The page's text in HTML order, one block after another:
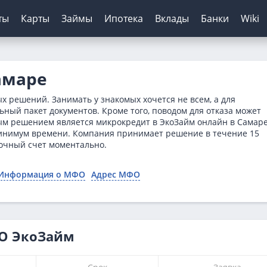
Архив ЦБ РФ
Курс доллара ЦБ
Без первого взноса
На авто с пробегом
Карты
С кэшбэком
Займы
отказа
зарплаты
Монеткин
До зарплаты
Ипотека
ипотеки
Вклады
Калькулятор вкладов
Банки Wiki
Занимать у знакомых хочется не всем, а для
пакет документов. Кроме того, поводом для отказа может
решением является микрокредит в ЭкоЗайм онлайн в
времени. Компания принимает решение в течение 15
счет моментально.
о МФО Адрес МФО
ЭкоЗайм